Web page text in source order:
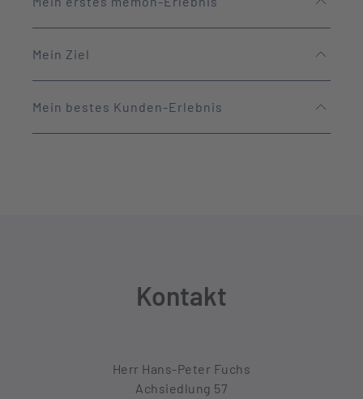
Mein Ziel
Mein bestes Kunden-Erlebnis
Kontakt
Herr Hans-Peter Fuchs
Achsiedlung 57